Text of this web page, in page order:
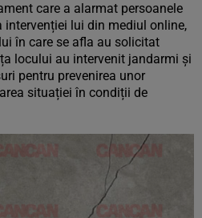
care a alarmat persoanele
intervenției lui din mediul online,
în care se afla au solicitat
locului au intervenit jandarmi și
pentru prevenirea unor
situației în condiții de